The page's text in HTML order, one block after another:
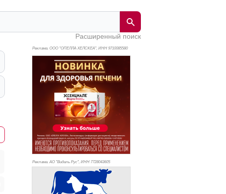
Расширенный поиск
Реклама. ООО "ОПЕЛЛА ХЕЛСКЕА", ИНН 9710085580
Реклама. АО "Видаль Рус", ИНН 7728043605